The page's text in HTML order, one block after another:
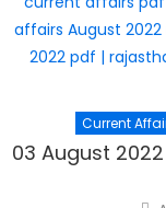
Current
03 August